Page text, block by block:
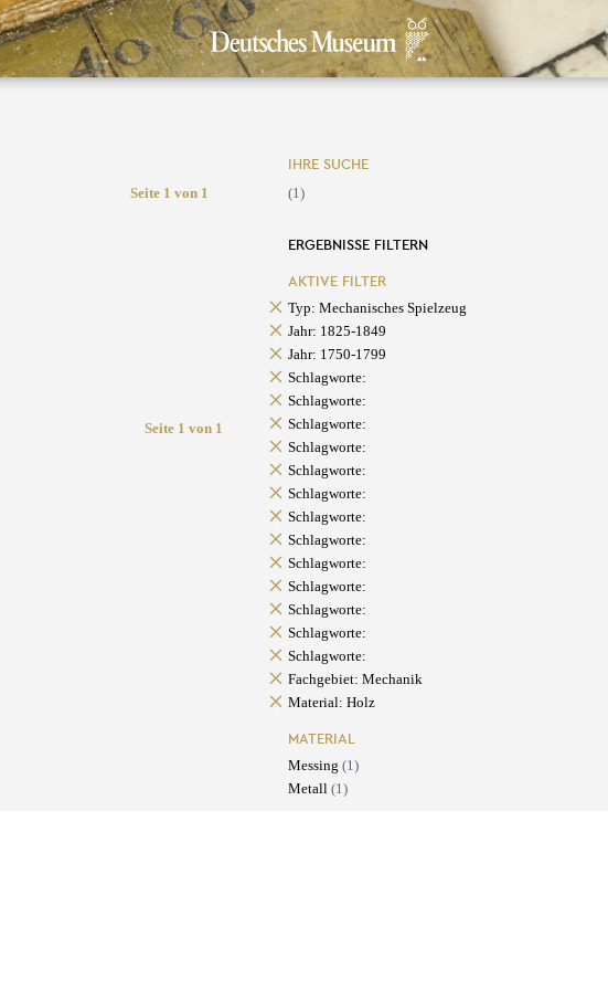
Seite 1 von 1
Seite 1 von 1
IHRE SUCHE
(1)
ERGEBNISSE FILTERN
AKTIVE FILTER
Typ: Mechanisches Spielzeug
Jahr: 1825-1849
Jahr: 1750-1799
Schlagworte:
Schlagworte:
Schlagworte:
Schlagworte:
Schlagworte:
Schlagworte:
Schlagworte:
Schlagworte:
Schlagworte:
Schlagworte:
Schlagworte:
Schlagworte:
Schlagworte:
Fachgebiet: Mechanik
Material: Holz
MATERIAL
Messing (1)
Metall (1)